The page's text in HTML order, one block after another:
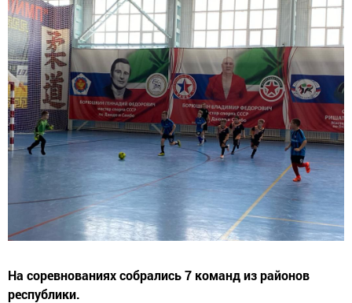
На соревнованиях собрались 7 команд из районов
республики.